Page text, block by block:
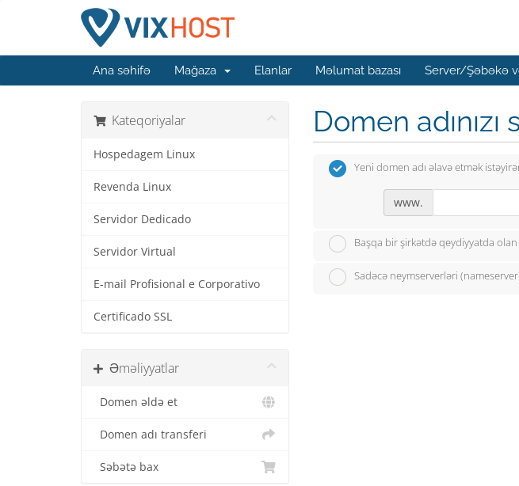
Ana səhifə Mağaza Elanlar Məlumat bazası Server/Şəbəkə
Kateqoriyalar
Hospedagem Linux
Revenda Linux
Servidor Dedicado
Servidor Virtual
E-mail Profisional e Corporativo
Certificado SSL
Əməliyyatlar
Domen əldə et
Domen adı transferi
Səbətə bax
Domen adınızı
Yeni domen adı əlavə etmək
www.
Başqa bir şirkətdə qeydiyyatda
Sadəcə neymserverləri